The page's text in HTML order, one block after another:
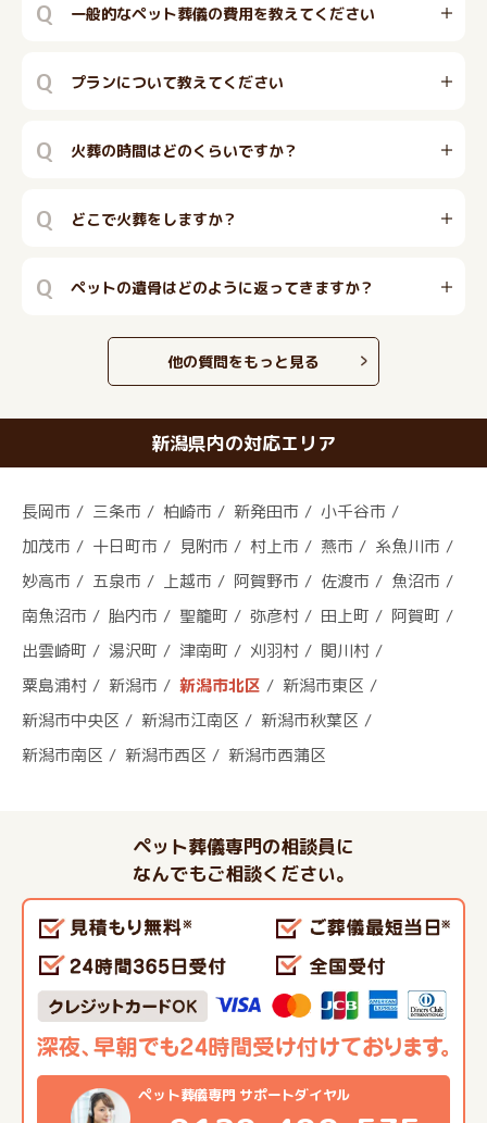
Q 一般的なペット葬儀の費用を教えてください
Q プランについて教えてください
Q 火葬の時間はどのくらいですか？
Q どこで火葬をしますか？
Q ペットの遺骨はどのように返ってきますか？
他の質問をもっと見る
新潟県内の対応エリア
長岡市 三条市 柏崎市 新発田市
小千谷市
加茂市
十日町市 見附市 村上市 燕市
糸魚川市
妙高市
五泉市 上越市 阿賀野市 佐渡市
魚沼市
南魚沼市
胎内市 聖籠町 弥彦村 田上町
阿賀町
出雲崎町
湯沢町 津南町 刈羽村
関川村
粟島浦村
新潟市 新潟市北区
新潟市東区
新潟市中央区
新潟市江南区
新潟市秋葉区
新潟市南区
新潟市西区 新潟市西蒲区
ペット葬儀専門の相談員に
なんでもご相談ください。
ペット葬儀専門 サポートダイヤル